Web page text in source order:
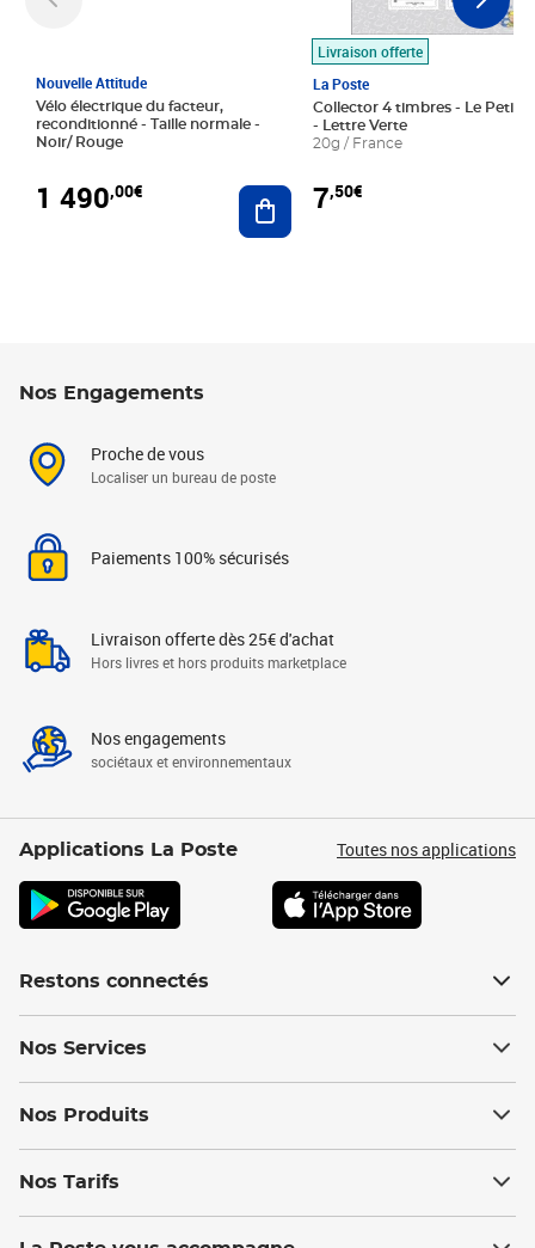
Nouvelle Attitude
Vélo électrique du facteur,
reconditionné - Taille normale -
Noir/ Rouge
1 490,00€ Ajouter au panier
Livraison offerte
La Poste
Collector 4 timbres - Le Petit
- Lettre Verte
20g / France
7,50€
Nos Engagements
Proche de vous
Localiser un bureau de poste
Paiements 100% sécurisés
Livraison offerte dès 25€ d'achat
Hors livres et hors produits marketplace
Nos engagements
sociétaux et environnementaux
Applications La Poste Toutes nos applications
Restons connectés
Nos Services
Nos Produits
Nos Tarifs